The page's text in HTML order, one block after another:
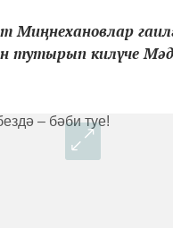
Миңнехановлар
килүче